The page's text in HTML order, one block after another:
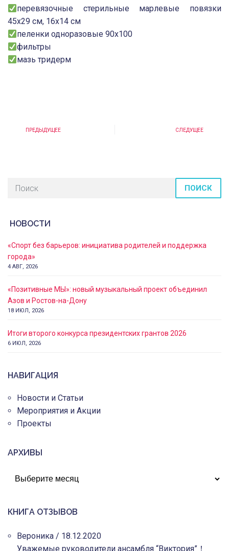
перевязочные стерильные марлевые повязки
45х29 см, 16х14 см
пеленки одноразовые 90х100
фильтры
мазь тридерм
ПРЕДЫДУЩЕЕ СЛЕДУЩЕЕ
ПОИСК
НОВОСТИ
«Спорт без барьеров: инициатива родителей и поддержка
города»
4 АВГ, 2026
«Позитивные МЫ»: новый музыкальный проект объединил
Азов и Ростов-на-Дону
18 ИЮЛ, 2026
Итоги второго конкурса президентских грантов 2026
6 ИЮЛ, 2026
НАВИГАЦИЯ
Новости и Статьи
Мероприятия и Акции
Проекты
АРХИВЫ
АРХИВЫ
КНИГА ОТЗЫВОВ
Вероника / 18.12.2020
Уважемые руководители ансамбля “Виктория”！